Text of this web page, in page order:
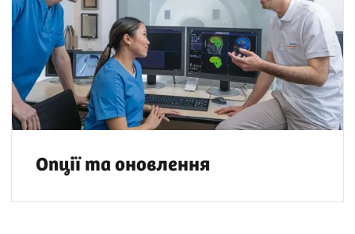
Опції та оновлення